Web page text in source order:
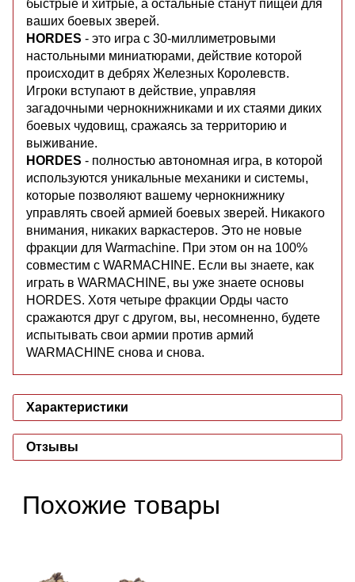
быстрые и хитрые, а остальные станут пищей для
ваших боевых зверей.
HORDES - это игра с 30-миллиметровыми
настольными миниатюрами, действие которой
происходит в дебрях Железных Королевств.
Игроки вступают в действие, управляя
загадочными чернокнижниками и их стаями диких
боевых чудовищ, сражаясь за территорию и
выживание.
HORDES - полностью автономная игра, в которой
используются уникальные механики и системы,
которые позволяют вашему чернокнижнику
управлять своей армией боевых зверей. Никакого
внимания, никаких варкастеров. Это не новые
фракции для Warmachine. При этом он на 100%
совместим с WARMACHINE. Если вы знаете, как
играть в WARMACHINE, вы уже знаете основы
HORDES. Хотя четыре фракции Орды часто
сражаются друг с другом, вы, несомненно, будете
испытывать свои армии против армий
WARMACHINE снова и снова.
Характеристики
Отзывы
Похожие товары